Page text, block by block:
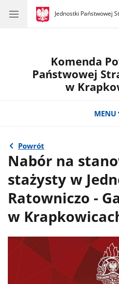
gov.pl
Jednostki Państwowej
gov.pl
Jednostki
Komenda
Państwowej
w
MENU
Powrót
Nabór na
stażysty w
Ratowniczo -
w